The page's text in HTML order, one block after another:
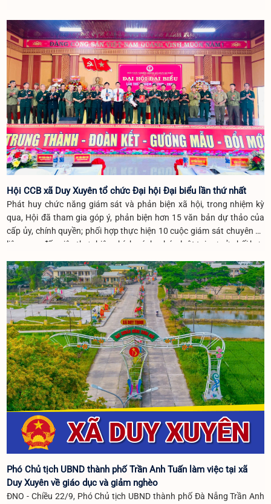
Hội CCB xã Duy Xuyên tổ chức Đại hội Đại biểu lần thứ nhất
Phát huy chức năng giám sát và phản biện xã hội, trong nhiệm kỳ
qua, Hội đã tham gia góp ý, phản biện hơn 15 văn bản dự thảo của
cấp ủy, chính quyền; phối hợp thực hiện 10 cuộc giám sát chuyên đề
liên quan đến việc thực hiện chính sách, pháp luật tại cơ sở.phối hợp
truyền thống cách mạng cho hơn 1.200 lượt đoàn viên, thanh niên và
học sinh.
Phó Chủ tịch UBND thành phố Trần Anh Tuấn làm việc tại xã
Duy Xuyên về giáo dục và giảm nghèo
ĐNO - Chiều 22/9, Phó Chủ tịch UBND thành phố Đà Nẵng Trần Anh